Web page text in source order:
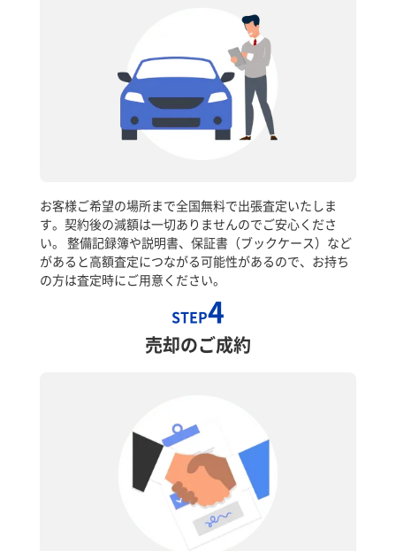
お客様ご希望の場所まで全国無料で出張査定いたしま
す。契約後の減額は一切ありませんのでご安心くださ
い。 整備記録簿や説明書、保証書（ブックケース）など
があると高額査定につながる可能性があるので、お持ち
の方は査定時にご用意ください。
STEP4
売却のご成約